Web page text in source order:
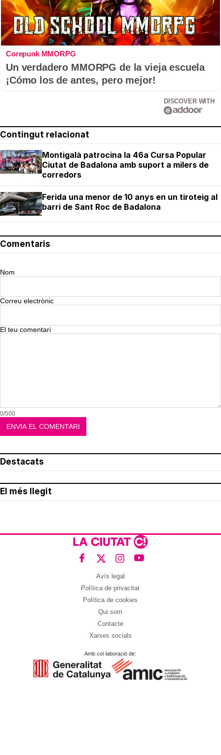
Corepunk MMORPG
Un verdadero MMORPG de la vieja escuela
¡Cómo los de antes, pero mejor!
DISCOVER WITH
Contingut relacionat
Montigalà patrocina la 46a Cursa Popular
Ciutat de Badalona amb suport a milers de
corredors
Ferida una menor de 10 anys en un tiroteig al
barri de Sant Roc de Badalona
Comentaris
Nom
Correu electrònic
El teu comentari
0/500
Destacats
El més llegit
Avís legal
Política de privacitat
Política de cookies
Qui som
Contacte
Xarxes socials
Amb col·laboració de: